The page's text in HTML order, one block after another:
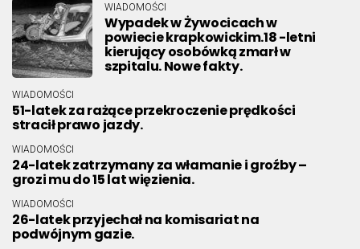
WIADOMOŚCI
Wypadek w Żywocicach w
powiecie krapkowickim.18 -letni
kierujący osobówką zmarł w
szpitalu. Nowe fakty.
WIADOMOŚCI
51-latek za rażące przekroczenie prędkości
stracił prawo jazdy.
WIADOMOŚCI
24-latek zatrzymany za włamanie i groźby –
grozi mu do 15 lat więzienia.
WIADOMOŚCI
26-latek przyjechał na komisariat na
podwójnym gazie.